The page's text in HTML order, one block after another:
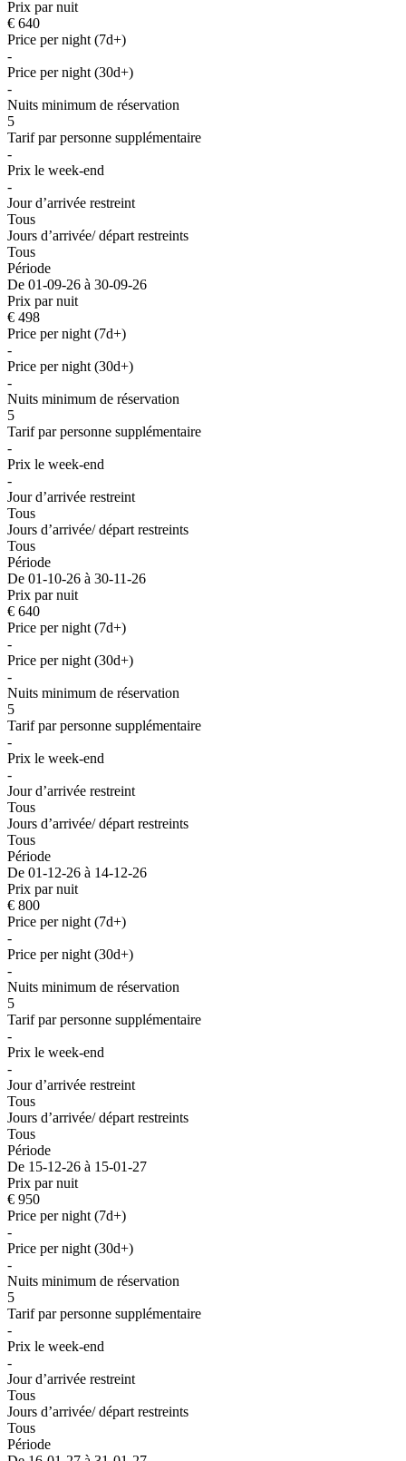
Prix par nuit
€ 640
Price per night (7d+)
-
Price per night (30d+)
-
Nuits minimum de réservation
5
Tarif par personne supplémentaire
-
Prix le week-end
-
Jour d’arrivée restreint
Tous
Jours d’arrivée/ départ restreints
Tous
Période
De 01-09-26 à 30-09-26
Prix par nuit
€ 498
Price per night (7d+)
-
Price per night (30d+)
-
Nuits minimum de réservation
5
Tarif par personne supplémentaire
-
Prix le week-end
-
Jour d’arrivée restreint
Tous
Jours d’arrivée/ départ restreints
Tous
Période
De 01-10-26 à 30-11-26
Prix par nuit
€ 640
Price per night (7d+)
-
Price per night (30d+)
-
Nuits minimum de réservation
5
Tarif par personne supplémentaire
-
Prix le week-end
-
Jour d’arrivée restreint
Tous
Jours d’arrivée/ départ restreints
Tous
Période
De 01-12-26 à 14-12-26
Prix par nuit
€ 800
Price per night (7d+)
-
Price per night (30d+)
-
Nuits minimum de réservation
5
Tarif par personne supplémentaire
-
Prix le week-end
-
Jour d’arrivée restreint
Tous
Jours d’arrivée/ départ restreints
Tous
Période
De 15-12-26 à 15-01-27
Prix par nuit
€ 950
Price per night (7d+)
-
Price per night (30d+)
-
Nuits minimum de réservation
5
Tarif par personne supplémentaire
-
Prix le week-end
-
Jour d’arrivée restreint
Tous
Jours d’arrivée/ départ restreints
Tous
Période